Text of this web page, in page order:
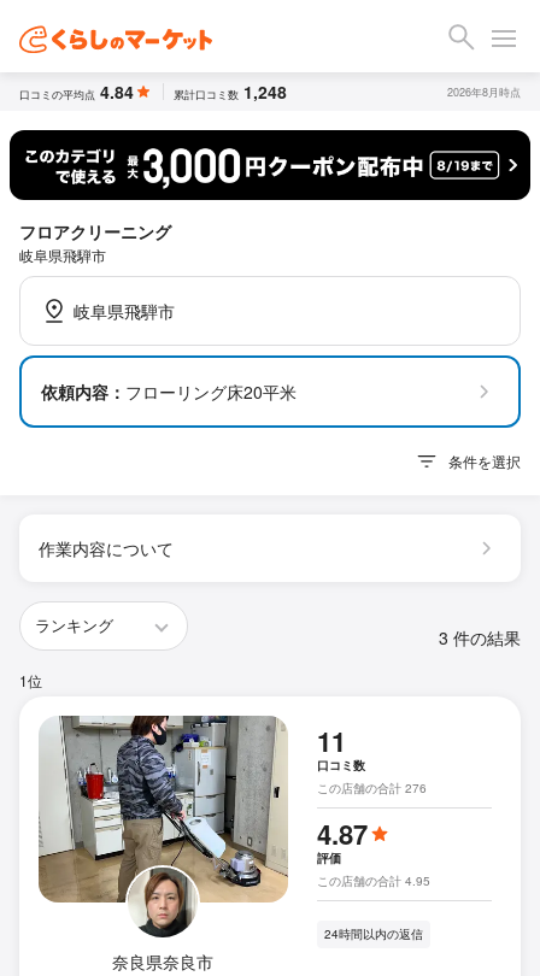
口コミの平均点 4.84 累計口コミ数 1,248 2026年8月時点
フロアクリーニング
岐阜県飛騨市
岐阜県飛騨市
依頼内容： フローリング床20平米
条件を選択
作業内容について
3 件の結果
1位
奈良県奈良市
11
口コミ数
この店舗の合計 276
4.87
評価
この店舗の合計 4.95
24時間以内の返信